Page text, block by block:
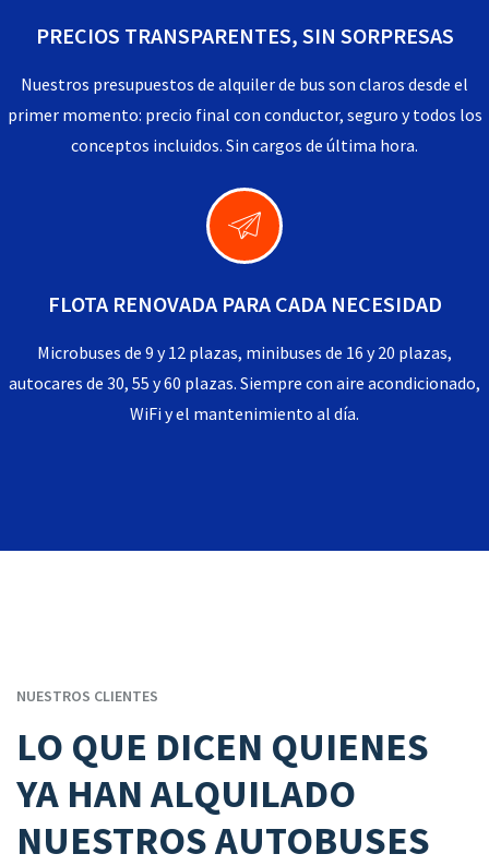
PRECIOS TRANSPARENTES, SIN SORPRESAS
Nuestros presupuestos de alquiler de bus son claros desde el
primer momento: precio final con conductor, seguro y todos los
conceptos incluidos. Sin cargos de última hora.
FLOTA RENOVADA PARA CADA NECESIDAD
Microbuses de 9 y 12 plazas, minibuses de 16 y 20 plazas,
autocares de 30, 55 y 60 plazas. Siempre con aire acondicionado,
WiFi y el mantenimiento al día.
NUESTROS CLIENTES
LO QUE DICEN QUIENES
YA HAN ALQUILADO
NUESTROS AUTOBUSES